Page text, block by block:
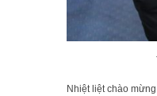
Nhiệt liệt chào